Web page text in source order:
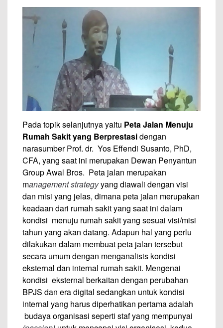
Pada topik selanjutnya yaitu Peta Jalan Menuju
Rumah Sakit yang Berprestasidengan
narasumber Prof. dr. Yos Effendi Susanto, PhD,
CFA, yang saat ini merupakan Dewan Penyantun
Group Awal Bros. Peta jalan merupakan
management strategyyang diawali dengan visi
dan misi yang jelas, dimana peta jalan merupakan
keadaan dari rumah sakit yang saat ini dalam
kondisi menuju rumah sakit yang sesuai visi/misi
tahun yang akan datang. Adapun hal yang perlu
dilakukan dalam membuat peta jalan tersebut
secara umum dengan menganalisis kondisi
eksternal dan internal rumah sakit. Mengenai
kondisi eksternal berkaitan dengan perubahan
BPJS dan era digital sedangkan untuk kondisi
internal yang harus diperhatikan pertama adalah
budaya organisasi seperti staf yang mempunyai